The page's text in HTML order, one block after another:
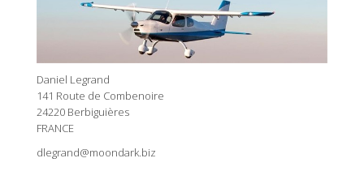
Daniel Legrand
141 Route de Combenoire
24220 Berbiguières
FRANCE
dlegrand@moondark.biz